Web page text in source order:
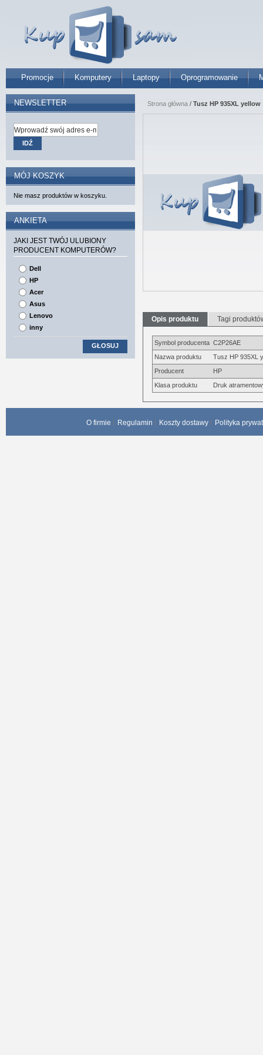
Promocje Komputery Laptopy Oprogramowanie
Strona główna / Tusz HP 935XL yellow
Opis produktu Tagi
Symbol producenta C2P26AE
Nazwa produktu
Tusz HP 935XL
Producent
HP
Klasa produktu
Druk
NEWSLETTER
IDŹ
MÓJ KOSZYK
Nie masz produktów w koszyku.
ANKIETA
JAKI JEST TWÓJ ULUBIONY
PRODUCENT KOMPUTERÓW?
Dell
HP
Acer
Asus
Lenovo
inny
GŁOSUJ
O firmie Regulamin Koszty dostawy Polityka